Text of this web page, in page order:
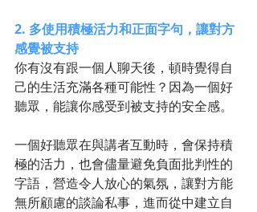
2. 多使用積極活力和正面字句，讓對方
感覺被支持
你有沒有跟一個人聊天後，頓時覺得自
己的生活充滿各種可能性？因為一個好
聽眾，能讓你感受到被支持的安全感。
一個好聽眾在與講者互動時，會保持積
極的活力，也會儘量避免負面批判性的
字語，營造令人放心的氣氛，讓對方能
無所顧慮的談論私事，進而從中建立自